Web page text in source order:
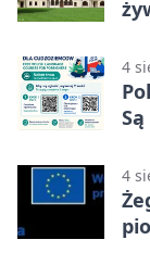
4
4